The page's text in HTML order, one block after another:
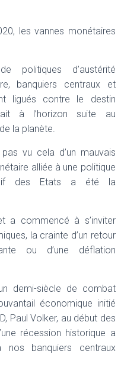
les vannes monétaires
politiques d’austérité
banquiers centraux et
ligués contre le destin
à l’horizon suite au
la planète.
vu cela d’un mauvais
alliée à une politique
des Etats a été la
a commencé à s’inviter
la crainte d’un retour
ou d’une déflation
demi-siècle de combat
économique initié
Paul Volker, au début des
récession historique a
banquiers centraux